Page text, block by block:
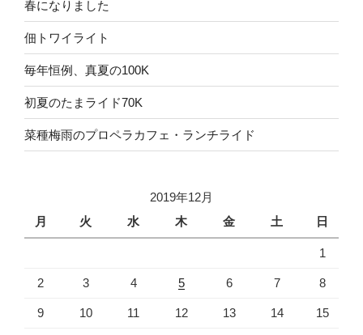
春になりました
佃トワイライト
毎年恒例、真夏の100K
初夏のたまライド70K
菜種梅雨のプロペラカフェ・ランチライド
2019年12月
月
火 水 木 金 土 日
1
2 3 4 5 6 7 8
9 10 11 12 13 14 15